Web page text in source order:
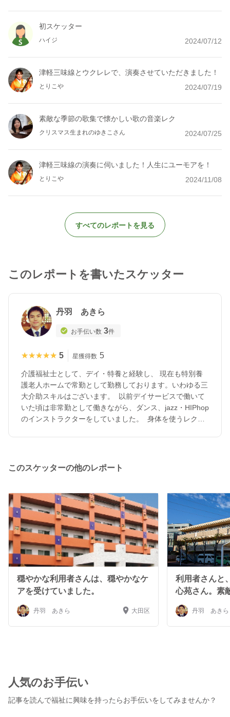
初スケッター
ハイジ 2024/07/12
津軽三味線とウクレレで、演奏させていただきました！
とりこや 2024/07/19
素敵な季節の歌集で懐かしい歌の音楽レク
クリスマス生まれのゆきこさん 2024/07/25
津軽三味線の演奏に伺いました！人生にユーモアを！
とりこや 2024/11/08
すべてのレポートを見る
このレポートを書いたスケッター
丹羽 あきら
お手伝い数 3件
★★★★★
★★★★★ 5 星獲得数 5
介護福祉士として、デイ・特養と経験し、 現在も特別養
護老人ホームで常勤として勤務しております。いわゆる三
大介助スキルはございます。 以前デイサービスで働いて
いた頃は非常勤として働きながら、ダンス、jazz・HIPhop
のインストラクターをしていました。 身体を使うレク、
自分に何ができるかなぁ？と、思うのです。新たな働き方
このスケッターの他のレポート
穏やかな利用者さんは、穏やかなケ
アを受けていました。
丹羽 あきら 大田区
利用者さんと
心苑さん。素
丹羽 あきら
人気のお手伝い
記事を読んで福祉に興味を持ったらお手伝いをしてみませんか？